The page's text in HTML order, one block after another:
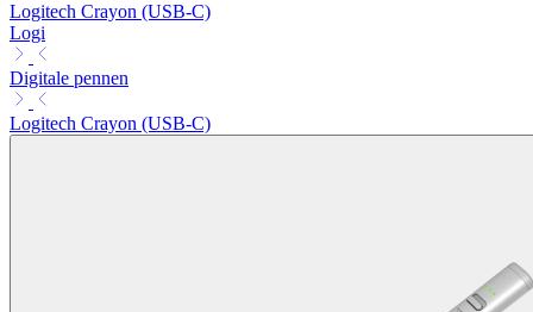
Logitech Crayon (USB-C)
Logi
Digitale pennen
Logitech Crayon (USB-C)